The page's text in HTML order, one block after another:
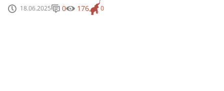
18.06.2025 0
0 176